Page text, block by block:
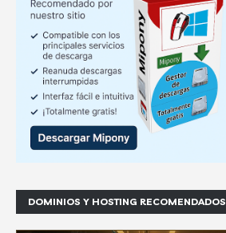
DOMINIOS Y HOSTING RECOMENDADOS